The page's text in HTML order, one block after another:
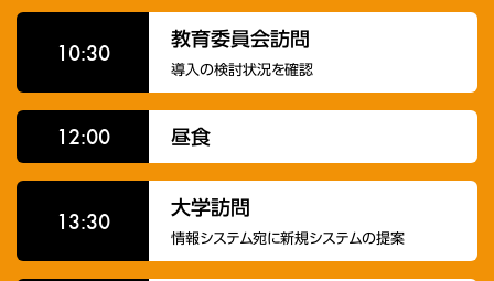
10:30
教育委員会訪問
導入の検討状況を確認
12:00 昼食
13:30
大学訪問
情報システム宛に新規システムの提案